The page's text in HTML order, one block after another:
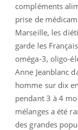
compléments
prise de
Marseille, les
garde les
oméga-3, oligo-
Anne Jeanblanc
homme sur dix
pendant 3 à 4
mélanges a été
des grandes